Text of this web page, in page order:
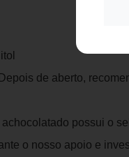
de aberto,
possui o
o nosso apoio e